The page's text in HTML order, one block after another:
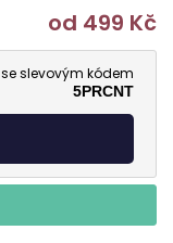
od 499 Kč
se slevovým kódem
5PRCNT